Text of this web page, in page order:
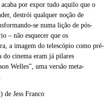
acaba por expor tudo aquilo que o
destrói qualquer noção de
se numa lição de pós-
– não esquecer que os
a imagem do telescópio como pré-
do cinema eram já pilares
Welles”, uma versão meta-